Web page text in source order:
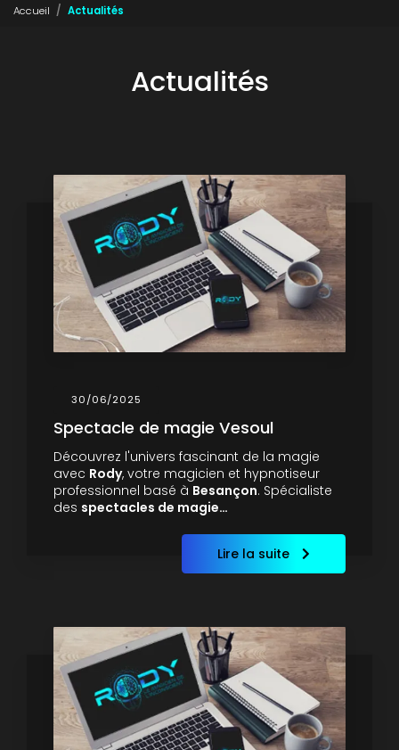
Accueil Actualités
Actualités
30/06/2025
Spectacle de magie Vesoul
Découvrez l'univers fascinant de la magie
avec Rody, votre magicien et hypnotiseur
professionnel basé à Besançon. Spécialiste
des spectacles de magie…
Lire la suite